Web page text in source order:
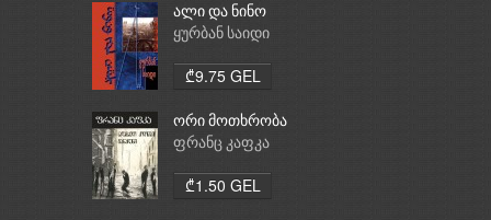
ალი და ნინო
ყურბან საიდი
₾9.75 GEL
ორი მოთხრობა
ფრანც კაფკა
₾1.50 GEL